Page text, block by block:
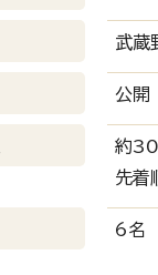
武蔵
公開
約
先着
6名